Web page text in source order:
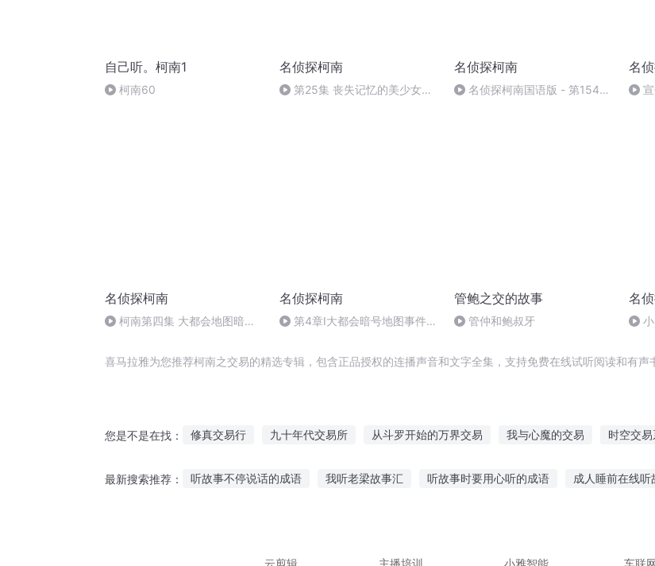
自己听。柯南1
柯南60
名侦探柯南
第25集 丧失记忆的美少女事
名侦探柯南
名侦探柯南国语版 - 第154
名
名侦探柯南
柯南第四集 大都会地图暗号
名侦探柯南
第4章I大都会暗号地图事件
管鲍之交的故事
管仲和鲍叔牙
名
喜马拉雅为您推荐柯南之交易的精选专辑，包含正品授权的连播声音和文字全集，支持免费在线试听阅读和有声
您是不是在找： 修真交易行 九十年代交易所 从斗罗开始的万界交易 我与心魔的交易 时空交
最新搜索推荐： 听故事不停说话的成语 我听老梁故事汇 听故事时要用心听的成语 成人睡前在线听
云剪辑
主播培训 小雅智能 车联